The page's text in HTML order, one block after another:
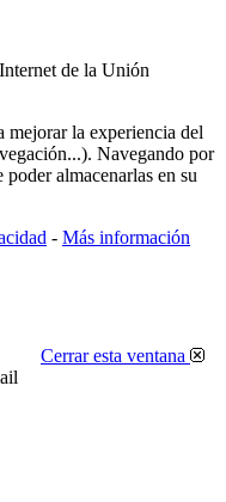
de la Unión
mejorar la experiencia del
Navegando por
almacenarlas en su
- Más información
Cerrar esta ventana